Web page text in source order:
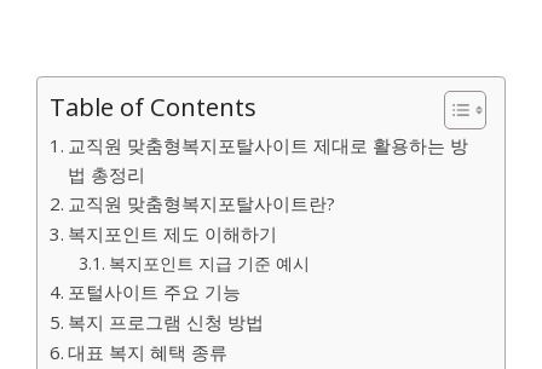
Table of Contents
교직원 맞춤형복지포탈사이트 제대로 활용하는 방
법 총정리
교직원 맞춤형복지포탈사이트란?
복지포인트 제도 이해하기
복지포인트 지급 기준 예시
포털사이트 주요 기능
복지 프로그램 신청 방법
대표 복지 혜택 종류